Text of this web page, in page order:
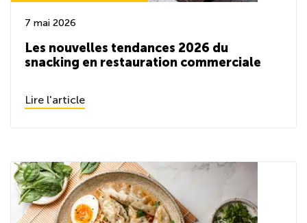
7 mai 2026
Les nouvelles tendances 2026 du
snacking en restauration commerciale
Lire l'article